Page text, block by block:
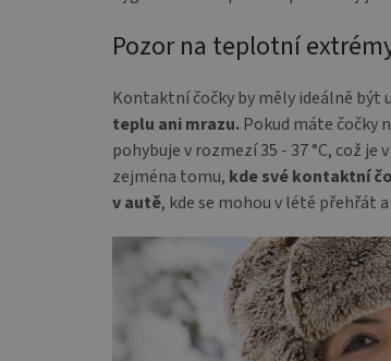
Pozor na teplotní
Kontaktní čočky by měly ideálně být
teplu ani mrazu.Pokud máte čočky
pohybuje v rozmezí 35 - 37 °C, což
zejména tomu, kde své kontaktní
v autě, kde se mohou v létě přehřát